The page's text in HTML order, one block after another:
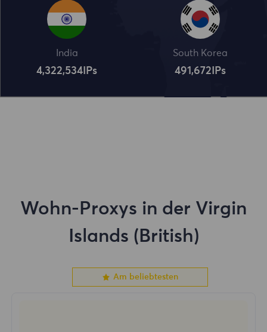
India
4,322,534 IPs
South Korea
491,672 IPs
Wohn-Proxys in der Virgin
Islands (British)
Am beliebtesten